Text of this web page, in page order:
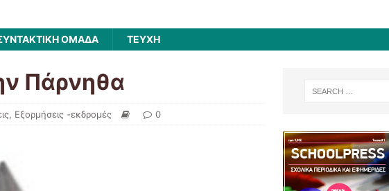
ΟΜΑΔΑ ΤΕΥΧΗ
Πάρνηθα
, Εξορμήσεις -εκδρομές 0